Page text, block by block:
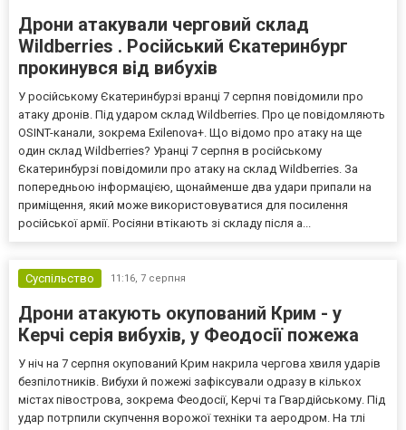
Дрони атакували черговий склад
Wildberries . Російський Єкатеринбург
прокинувся від вибухів
У російському Єкатеринбурзі вранці 7 серпня повідомили про
атаку дронів. Під ударом склад Wildberries. Про це повідомляють
OSINT-канали, зокрема Exilenova+. Що відомо про атаку на ще
один склад Wildberries? Уранці 7 серпня в російському
Єкатеринбурзі повідомили про атаку на склад Wildberries. За
попередньою інформацією, щонайменше два удари припали на
приміщення, який може використовуватися для посилення
російської армії. Росіяни втікають зі складу після а...
Суспільство 11:16, 7 серпня
Дрони атакують окупований Крим - у
Керчі серія вибухів, у Феодосії пожежа
У ніч на 7 серпня окупований Крим накрила чергова хвиля ударів
безпілотників. Вибухи й пожежі зафіксували одразу в кількох
містах півострова, зокрема Феодосії, Керчі та Гвардійському. Під
удар потрпили скупчення ворожої техніки та аеродром. На тлі